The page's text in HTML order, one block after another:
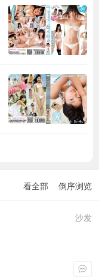
看全部 倒序浏览
沙发